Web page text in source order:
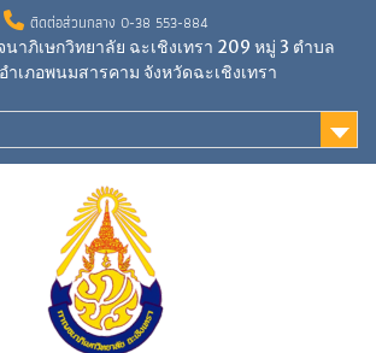
ติดต่อส่วนกลาง 0-38 553-884
าภิเษกวิทยาลัย ฉะเชิงเทรา 209 หมู่ 3 ตำบล
ำเภอพนมสารคาม จังหวัดฉะเชิงเทรา